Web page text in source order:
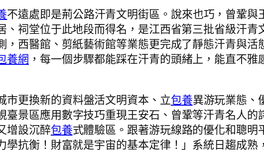
不遠處即是荊公路汗青文明街區。說來也巧，曾鞏與
、祠堂位于此地段而得名，是江西省第三批省級汗
，西醫館、剪紙藝術館等業態更完成了靜態汗青與活
養網 ，每一個步驟都能踩在汗青的頭緒上，能直不雅
市更換新的資料盤活文明資本、立包養異游玩業態、
臺景區應用數字技巧重現王安石、曾鞏等汗青名人的
增設沉醉包養式體驗區。跟著游玩線路的優化和聰明
學抗衡！財富就是宇宙的基本定律！」系統日趨成熟